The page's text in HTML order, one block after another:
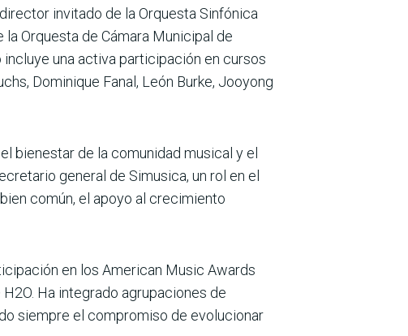
invitado de la Orquesta Sinfónica
Orquesta de Cámara Municipal de
una activa participación en cursos
Dominique Fanal, León Burke, Jooyong
bienestar de la comunidad musical y el
general de Simusica, un rol en el
común, el apoyo al crecimiento
en los American Music Awards
Ha integrado agrupaciones de
siempre el compromiso de evolucionar